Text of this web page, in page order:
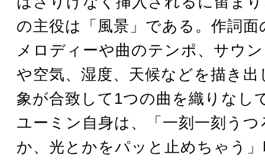
の主役は「風景」である。作詞
メロディーや曲のテンポ、サウ
や空気、湿度、天候などを描き出
象が合致して1つの曲を織りなし
ユーミン自身は、「一刻一刻う
か、光とかをパッと止めちゃう